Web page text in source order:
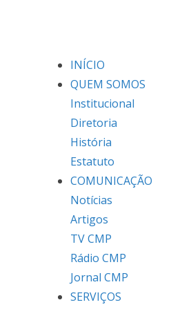
INÍCIO
QUEM SOMOS
Institucional
Diretoria
História
Estatuto
COMUNICAÇÃO
Notícias
Artigos
TV CMP
Rádio CMP
Jornal CMP
SERVIÇOS